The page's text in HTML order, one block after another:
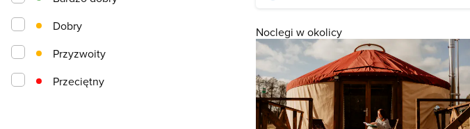
Noclegi w okolicy
Przeciętny
Przyzwoity
Dobry